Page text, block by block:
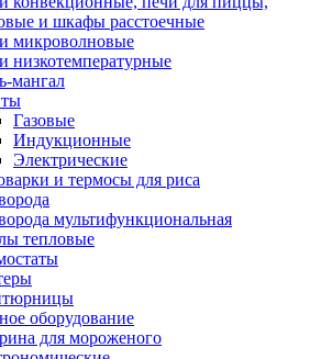
и шкафы расстоечные
микроволновые
низкотемпературные
мангал
Газовые
Индукционные
Электрические
и термосы для риса
мультифункциональная
тепловые
оборудование
для мороженого